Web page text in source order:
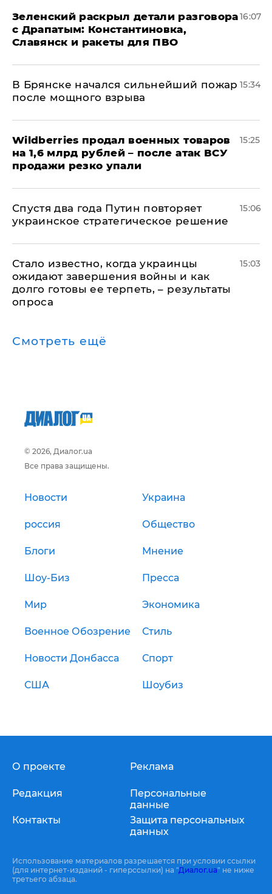
​Зеленский раскрыл детали разговора
с Драпатым: Константиновка,
Славянск и ракеты для ПВО
16:07
В Брянске начался сильнейший пожар
после мощного взрыва
15:34
​Wildberries продал военных товаров
на 1,6 млрд рублей – после атак ВСУ
продажи резко упали
15:25
Спустя два года Путин повторяет
украинское стратегическое решение
15:06
Стало известно, когда украинцы
ожидают завершения войны и как
долго готовы ее терпеть, – результаты
опроса
15:03
Смотреть ещё
© 2026, Диалог.ua
Все права защищены.
Новости Украина
россия Общество
Блоги Мнение
Шоу-Биз Пресса
Мир Экономика
Военное Обозрение Стиль
Новости Донбасса Спорт
США Шоубиз
О проекте
Редакция
Контакты
Реклама
Персональные
данные
Защита персональных
данных
Использование материалов разрешается при условии ссылки
(для интернет-изданий - гиперссылки) на "Диалог.ua" не ниже
третьего абзаца.